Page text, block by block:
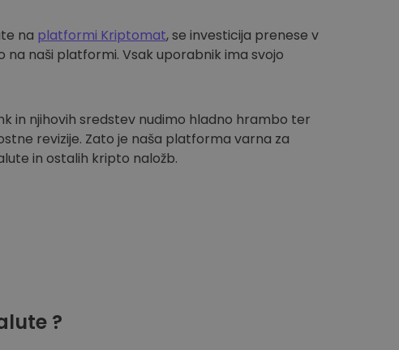
na platformi Kriptomat, se investicija prenese v
na naši platformi. Vsak uporabnik ima svojo
in njihovih sredstev nudimo hladno hrambo ter
revizije. Zato je naša platforma varna za
in ostalih kripto naložb.
?